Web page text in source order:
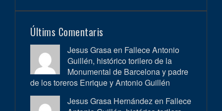
Últims Comentaris
Jesus Grasa en Fallece Antonio
Guillén, histórico torilero de la
Monumental de Barcelona y padre
de los toreros Enrique y Antonio Guillén
Jesus Grasa Hernández en Fallece